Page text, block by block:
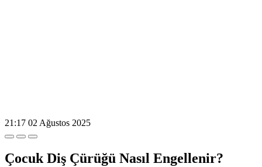
21:17 02 Ağustos 2025
Çocuk Diş Çürüğü Nasıl Engellenir?